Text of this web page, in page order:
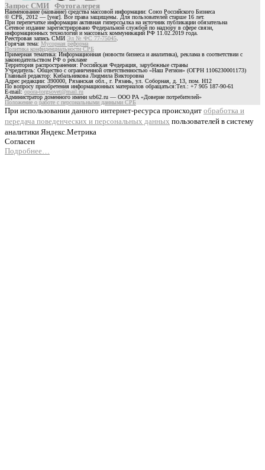
Запрос СМИ Фотогалерея
Наименование (название) средства массовой информации: Союз Российского Бизнеса
© СРБ, 2012 — [year]. Все права защищены. Для пользователей старше 16 лет.
При перепечатке информации активная гиперссылка на источник публикации обязательна
Сетевое издание зарегистрировано Федеральной службой по надзору в сфере связи,
информационных технологий и массовых коммуникаций РФ 11.02.2019 года.
Реестровая запись СМИ Эл № ФС 77-75045
Горячая тема: Мусорная реформа
Политика конфиденциальности СРБ
Примерная тематика: Информационная (новости бизнеса и аналитика), реклама в соответствии с
законодательством РФ о рекламе
Территория распространения: Российская Федерация, зарубежные страны
Учредитель: Общество с ограниченной ответственностью «Наш Регион» (ОГРН 1106230001173)
Главный редактор: Кибальникова Людмила Викторовна
Адрес редакции: 390000, Рязанская обл., г. Рязань, ул. Соборная, д. 13, пом. Н12
По вопросу приобретения информационных материалов обращаться:Тел.: +7 905 187-90-61
E-mail:opora-torgsovet@mail.ru
Администратор доменного имени srb62.ru — ООО РА «Доверие потребителей»
Положение о работе с персональными данными СРБ
При использовании данного интернет-ресурса происходит обработка и
передача поведенческих и персональных данных пользователей в систему
аналитики Яндекс.Метрика
Согласен
Подробнее…